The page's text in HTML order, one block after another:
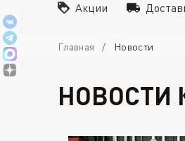
Акции
Главная Новости
НОВОСТИ